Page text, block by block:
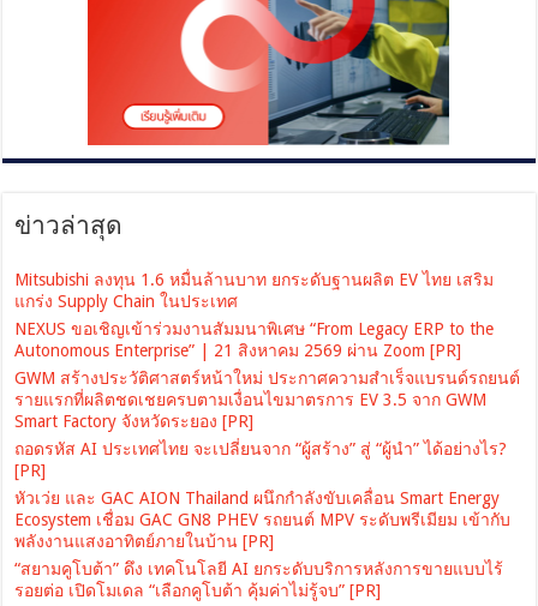
ข่าวล่าสุด
Mitsubishi ลงทุน 1.6 หมื่นล้านบาท ยกระดับฐานผลิต EV ไทย เสริม
แกร่ง Supply Chain ในประเทศ
NEXUS ขอเชิญเข้าร่วมงานสัมมนาพิเศษ “From Legacy ERP to the
Autonomous Enterprise” | 21 สิงหาคม 2569 ผ่าน Zoom [PR]
GWM สร้างประวัติศาสตร์หน้าใหม่ ประกาศความสำเร็จแบรนด์รถยนต์
รายแรกที่ผลิตชดเชยครบตามเงื่อนไขมาตรการ EV 3.5 จาก GWM
Smart Factory จังหวัดระยอง [PR]
ถอดรหัส AI ประเทศไทย จะเปลี่ยนจาก “ผู้สร้าง” สู่ “ผู้นำ” ได้อย่างไร?
[PR]
หัวเว่ย และ GAC AION Thailand ผนึกกำลังขับเคลื่อน Smart Energy
Ecosystem เชื่อม GAC GN8 PHEV รถยนต์ MPV ระดับพรีเมียม เข้ากับ
พลังงานแสงอาทิตย์ภายในบ้าน [PR]
“สยามคูโบต้า” ดึง เทคโนโลยี AI ยกระดับบริการหลังการขายแบบไร้
รอยต่อ เปิดโมเดล “เลือกคูโบต้า คุ้มค่าไม่รู้จบ” [PR]